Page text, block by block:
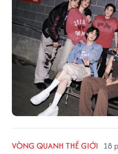
VÒNG QUANH THẾ GIỚI 18